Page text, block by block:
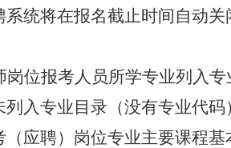
系统将在报名截止时间自动关
岗位报考人员所学专业列入
列入专业目录（没有专业代
（应聘）岗位专业主要课程